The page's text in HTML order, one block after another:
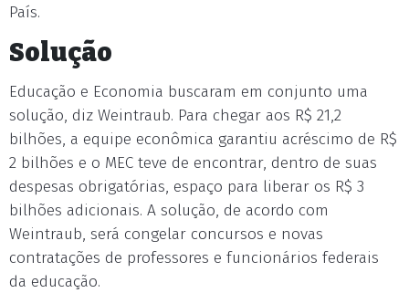
País.
Solução
Educação e Economia buscaram em conjunto uma
solução, diz Weintraub. Para chegar aos R$ 21,2
bilhões, a equipe econômica garantiu acréscimo de R$
2 bilhões e o MEC teve de encontrar, dentro de suas
despesas obrigatórias, espaço para liberar os R$ 3
bilhões adicionais. A solução, de acordo com
Weintraub, será congelar concursos e novas
contratações de professores e funcionários federais
da educação.